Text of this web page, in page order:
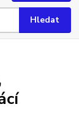
Hledat